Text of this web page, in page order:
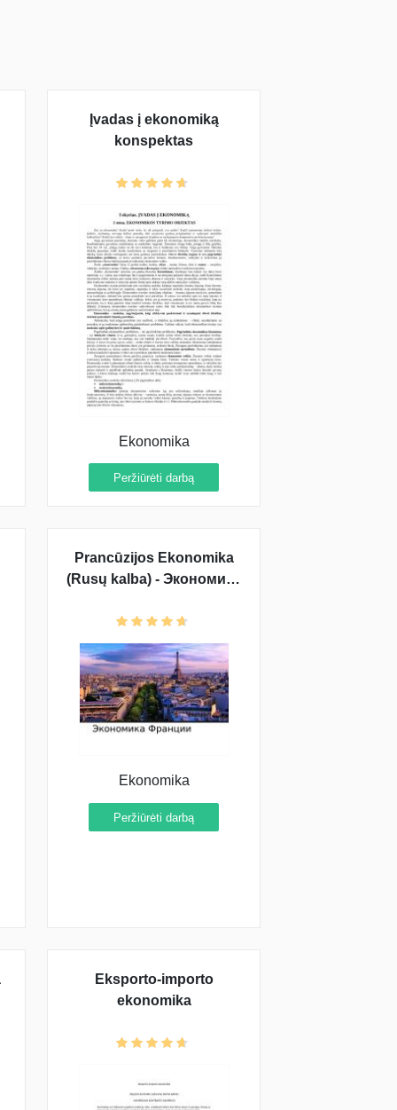
Įvadas į ekonomiką
konspektas
Ekonomika
Peržiūrėti darbą
Prancūzijos Ekonomika
(Rusų kalba) - Экономика
Ekonomika
Peržiūrėti darbą
Eksporto-importo
ekonomika